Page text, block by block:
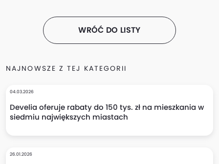
WRÓĆ DO LISTY
NAJNOWSZE Z TEJ KATEGORII
04.03.2026
Develia oferuje rabaty do 150 tys. zł na mieszkania w
siedmiu największych miastach
26.01.2026